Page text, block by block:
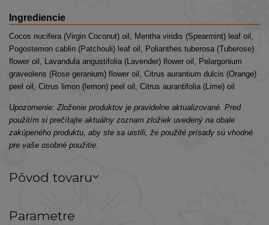
Ingrediencie
Cocos nucifera (Virgin Coconut) oil, Mentha viridis (Spearmint) leaf oil,
Pogostemon cablin (Patchouli) leaf oil, Polianthes tuberosa (Tuberose)
flower oil, Lavandula angustifolia (Lavender) flower oil, Pelargonium
graveolens (Rose geranium) flower oil, Citrus aurantium dulcis (Orange)
peel oil, Citrus limon (lemon) peel oil, Citrus aurantifolia (Lime) oil
Upozornenie: Zloženie produktov je pravidelne aktualizované. Pred
použitím si prečítajte aktuálny zoznam zložiek uvedený na obale
zakúpeného produktu, aby ste sa uistili, že použité prísady sú vhodné
pre vaše osobné použitie.
Pôvod tovaru
Parametre